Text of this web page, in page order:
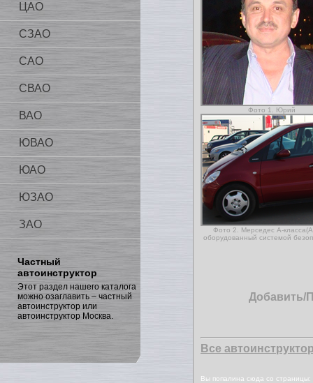
ЦАО
СЗАО
САО
СВАО
ВАО
ЮВАО
ЮАО
ЮЗАО
ЗАО
Частный
автоинструктор
Этот раздел нашего каталога
можно озаглавить – частный
автоинструктор или
автоинструктор Москва.
Фото 1. Юрий
Фото 2. Мерседес А-
оборудованный системой
Добавить/
Все
Вы попалина сюда со